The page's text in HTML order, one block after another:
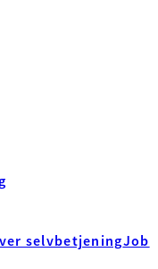
selvbetjeningJob